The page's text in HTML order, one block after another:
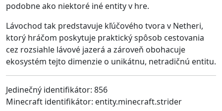
podobne ako niektoré iné entity v hre.
Lávochod tak predstavuje kľúčového tvora v Netheri,
ktorý hráčom poskytuje praktický spôsob cestovania
cez rozsiahle lávové jazerá a zároveň obohacuje
ekosystém tejto dimenzie o unikátnu, netradičnú entitu.
Jedinečný identifikátor: 856
Minecraft identifikátor: entity.minecraft.strider